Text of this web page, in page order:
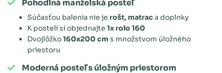
Pohodlná manželská posteľ
Súčasťou balenia nie je rošt, matrac a doplnky
K posteli si objednajte 1x rolo 160
Dvojlôžko160x200 cm s množstvom úložného
priestoru
Moderná posteľ s úložným priestorom